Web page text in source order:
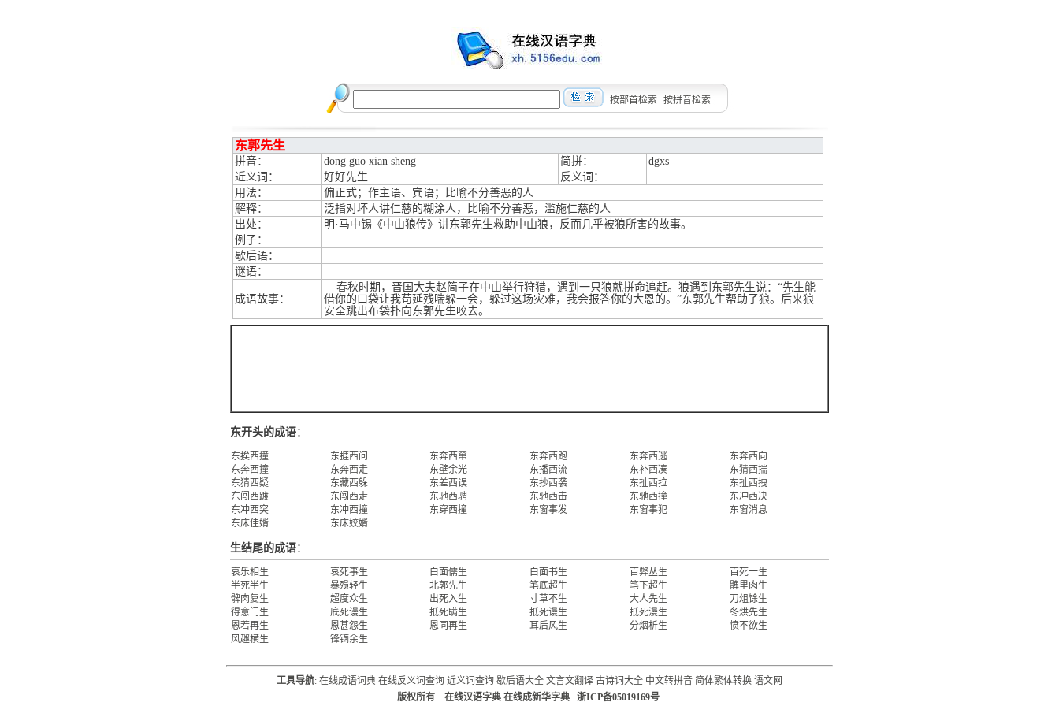
按部首检索 按拼音检索
东郭先生
拼音： dōng guō xiān shēng 简拼：
dgxs
近义词：
好好先生
反义词：
用法：
偏正式；作主语、宾语；比喻不分善恶的人
解释：
泛指对坏人讲仁慈的糊涂人，比喻不分善恶，滥施仁慈的人
出处：
明·马中锡《中山狼传》讲东郭先生救助中山狼，反而几乎被狼所害的故事。
例子：
歇后语：
谜语：
成语故事：
春秋时期，晋国大夫赵简子在中山举行狩猎，遇到一只狼就拼命追赶。狼遇到东郭先生说：“先生能
借你的口袋让我苟延残喘躲一会，躲过这场灾难，我会报答你的大恩的。”东郭先生帮助了狼。后来狼
安全跳出布袋扑向东郭先生咬去。
东开头的成语：
东挨西撞 东捱西问 东奔西窜 东奔西跑 东奔西逃
东奔西向
东奔西撞
东奔西走 东壁余光 东播西流 东补西凑
东猜西揣
东猜西疑
东藏西躲 东差西误 东抄西袭 东扯西拉
东扯西拽
东闯西踱
东闯西走 东驰西骋 东驰西击 东驰西撞
东冲西决
东冲西突
东冲西撞 东穿西撞 东窗事发 东窗事犯
东窗消息
东床佳婿
东床姣婿
生结尾的成语：
哀乐相生 哀死事生 白面儒生 白面书生 百弊丛生
百死一生
半死半生
暴殒轻生 北郭先生 笔底超生 笔下超生
髀里肉生
髀肉复生
超度众生 出死入生 寸草不生 大人先生
刀俎馀生
得意门生
底死谩生 抵死瞒生 抵死谩生 抵死漫生
冬烘先生
恩若再生
恩甚怨生 恩同再生 耳后风生 分烟析生
愤不欲生
风趣横生
锋镝余生
工具导航: 在线成语词典 在线反义词查询 近义词查询 歇后语大全 文言文翻译 古诗词大全 中文转拼音 简体繁体转换 语文网
版权所有 在线汉语字典 在线成新华字典 浙ICP备05019169号